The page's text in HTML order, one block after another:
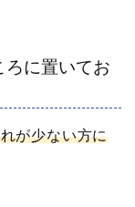
に置いてお
が少ない方に